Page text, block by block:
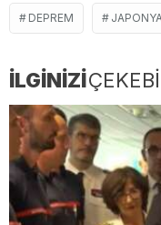
DEPREM
İLGİNİZİ